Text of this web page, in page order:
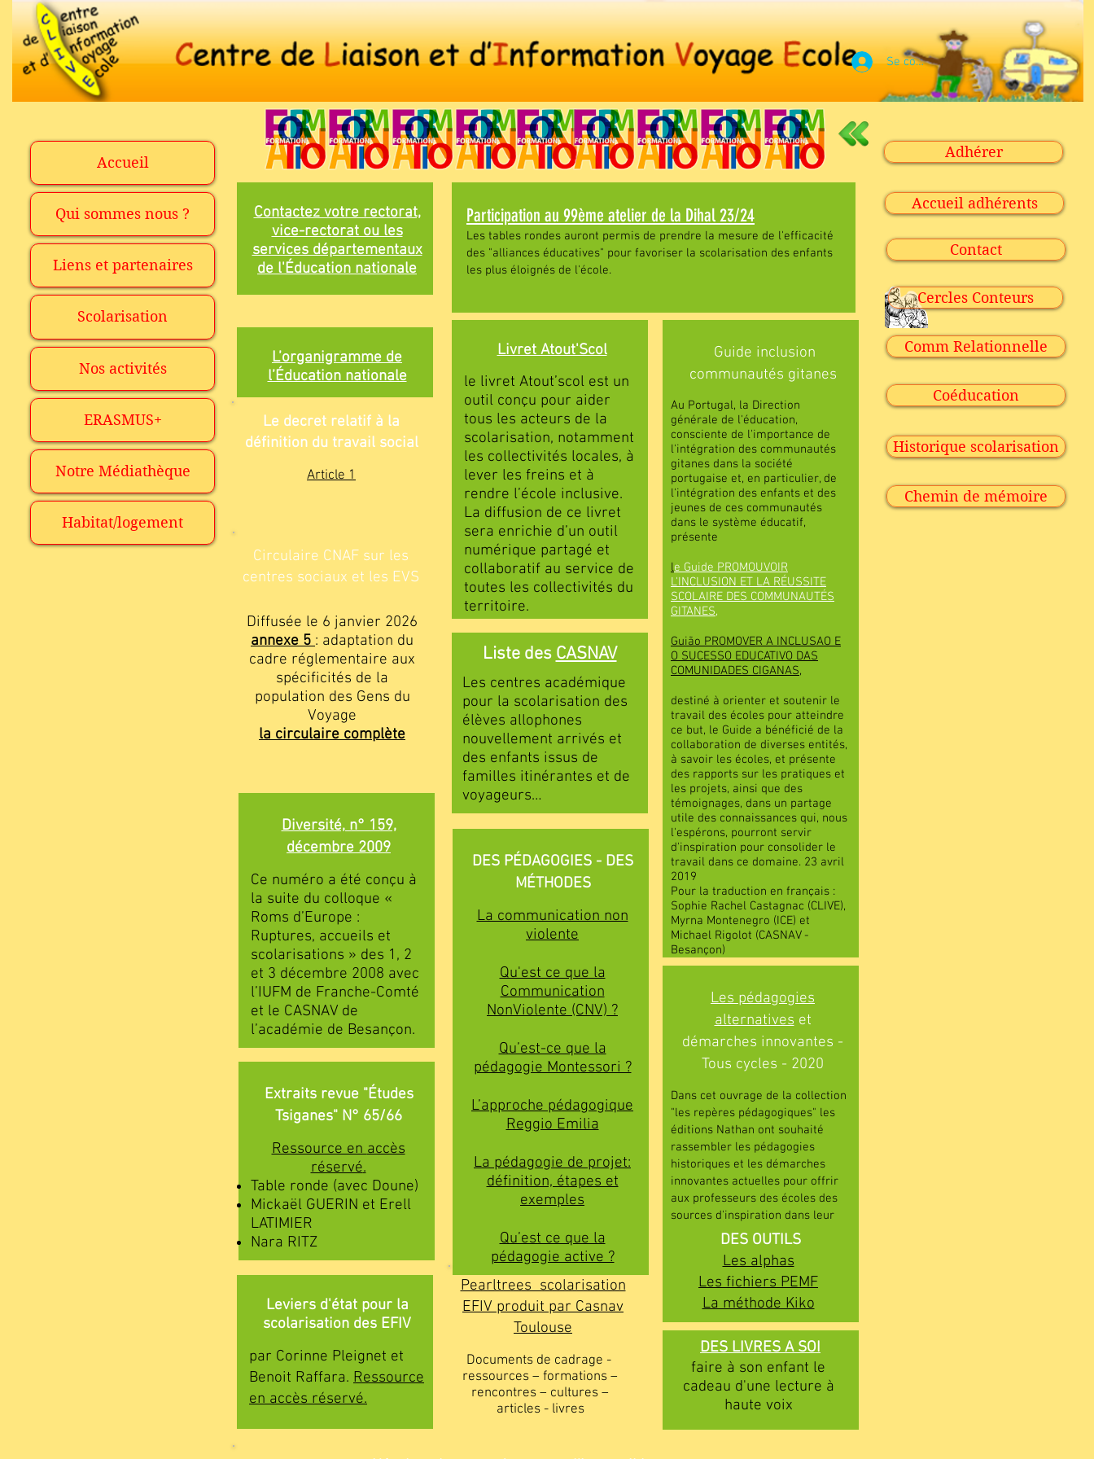
Se connecter
Contactez votre rectorat,
vice-rectorat ou les
services départementaux
de l'Éducation nationale
L’organigramme de
l’Éducation nationale
Le decret relatif à la
définition du travail social
Article 1
Circulaire CNAF sur les
centres sociaux et les EVS
Diffusée le 6 janvier 2026
annexe 5: adaptation du
cadre réglementaire aux
spécificités de la
population des Gens du
Voyage
la circulaire complète
Diversité, n° 159,
décembre 2009
Ce numéro a été conçu à
la suite du colloque «
Roms d’Europe :
Ruptures, accueils et
scolarisations » des 1, 2
et 3 décembre 2008 avec
l’IUFM de Franche-Comté
et le CASNAV de
l’académie de Besançon.
Extraits revue "Études
Tsiganes" N° 65/66
Ressource enaccès
réservé.
Table ronde (avec Doune)
Mickaël GUERIN et Erell
LATIMIER
Nara RITZ
Leviers d'état pour la
scolarisation des EFIV
par Corinne Pleignet et
Benoit Raffara. Ressource
enaccès réservé.
Participation au 99ème atelier de la Dihal 23/24
Les tables rondes auront permis de prendre la mesure de l'efficacité
des "alliances éducatives" pour favoriser la scolarisation des enfants
les plus éloignés de l'école.
Livret Atout'Scol
le livret Atout’scol est un
outil conçu pour aider
tous les acteurs de la
scolarisation, notamment
les collectivités locales, à
lever les freins et à
rendre l’école inclusive.
La diffusion de ce livret
sera enrichie d’un outil
numérique partagé et
collaboratif au service de
toutes les collectivités du
territoire.
Liste des CASNAV
Les centres académique
pour la scolarisation des
élèves allophones
nouvellement arrivés et
des enfants issus de
familles itinérantes et de
voyageurs…
DES PÉDAGOGIES - DES
MÉTHODES
La communication non
violente
Qu'est ce que la
Communication
NonViolente (CNV) ?
Qu’est-ce que la
pédagogie Montessori ?
L’approche pédagogique
Reggio Emilia
La pédagogie de projet:
définition, étapes et
exemples
Qu’est ce que la
pédagogie active ?
Pearltrees scolarisation
EFIV produit par Casnav
Toulouse
Documents de cadrage -
ressources – formations –
rencontres – cultures –
articles - livres
Guide inclusion
communautés gitanes
Au Portugal, la Direction
générale de l'éducation,
consciente de l'importance de
l'intégration des communautés
gitanes dans la société
portugaise et, en particulier, de
l'intégration des enfants et des
jeunes de ces communautés
dans le système éducatif,
présente
le Guide PROMOUVOIR
L'INCLUSION ET LA RÉUSSITE
SCOLAIRE DES COMMUNAUTÉS
GITANES,
Guião PROMOVER A INCLUSAO E
O SUCESSO EDUCATIVO DAS
COMUNIDADES CIGANAS,
destiné à orienter et soutenir le
travail des écoles pour atteindre
ce but, le Guide a bénéficié de la
collaboration de diverses entités,
à savoir les écoles, et présente
des rapports sur les pratiques et
les projets, ainsi que des
témoignages, dans un partage
utile des connaissances qui, nous
l'espérons, pourront servir
d'inspiration pour consolider le
travail dans ce domaine. 23 avril
2019
Pour la traduction en français :
Sophie Rachel Castagnac (CLIVE),
Myrna Montenegro (ICE) et
Michael Rigolot (CASNAV -
Besançon)
Les pédagogies
alternativeset
démarches innovantes -
Tous cycles - 2020
Dans cet ouvrage de la collection
"les repères pédagogiques" les
éditions Nathan ont souhaité
rassembler les pédagogies
historiques et les démarches
innovantes actuelles pour offrir
aux professeurs des écoles des
sources d'inspiration dans leur
pratiques quotidienne de classe.
DES OUTILS
​Les alphas
Les fichiers PEMF
La méthode Kiko
DES LIVRES A SOI
faire à son enfant le
cadeau d'une lecture à
haute voix
Accueil adhérents
Accueil
Qui sommes nous ?
Liens et partenaires
Scolarisation
Nos activités
ERASMUS+
Notre Médiathèque
Habitat/logement
Contact
Comm Relationnelle
Adhérer
Historique scolarisation
Cercles Conteurs
Coéducation
Chemin de mémoire